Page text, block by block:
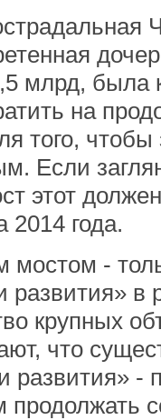
млрд, была
на
того, чтобы
Если
этот
2014 года.
-
развития»
крупных
что
-
продолжать